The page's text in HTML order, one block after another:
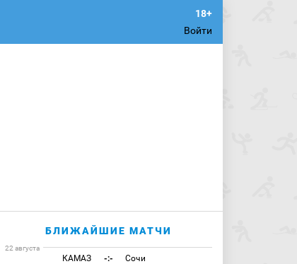
Войти
БЛИЖАЙШИЕ МАТЧИ
22 августа
КАМАЗ -:- Сочи